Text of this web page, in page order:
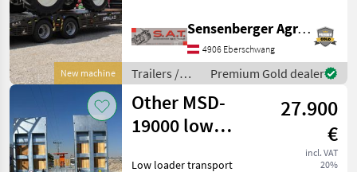
New machine
Nutzlast 15000 kg -2 x 10
Tonnen Achse -
Hydraulische R
Sensenberger Agrar-Technik
4906 Eberschwang
Trailers /
Sonstige
Premium Gold dealer
Other MSD-
19000 low
27.900
€
incl. VAT
20%
Low loader transport